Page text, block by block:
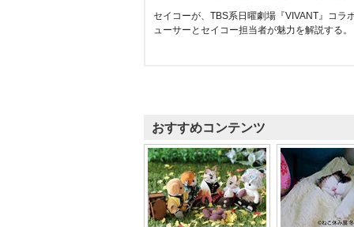
セイコーが、TBS系日曜劇場『VIVANT』コラ
ューサーとセイコー担当者が魅力を解説する。
おすすめコンテンツ